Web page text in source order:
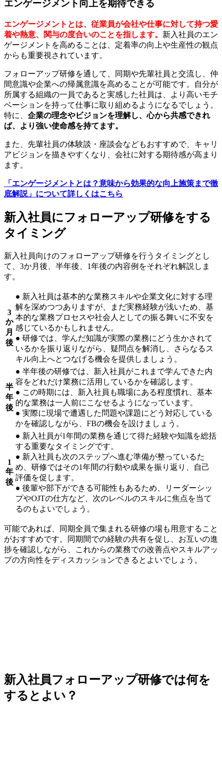
エンゲージメント向上を期待できる
エンゲージメントとは、従業員が会社や仕事に対して持つ愛
着や熱意、関与の度合いのことを指します。 新入社員のエン
ゲージメントを高めることは、定着率の向上や生産性の観点
からも重要視されています。
フォローアップ研修を通して、同期や先輩社員と交流し、仲
間意識や企業への帰属意識を高めることが可能です。自分が
所属する組織の一員であると実感した社員は、より高いモチ
ベーションを持って仕事に取り組めるようになるでしょう。
特に、 企業の理念やビジョンを理解し、心から共感できれ
ば、より強い使命感を持てます。
また、先輩社員の体験談・座談会などもおすすめで、キャリ
アビジョンを描きやすくなり、会社に対する期待感が高まり
ます。
「エンゲージメントとは？意味から効果的な向上施策まで徹
底解説」について詳しくはこちら
新入社員にフォローアップ研修をする
タイミング
新入社員向けのフォローアップ研修を行うタイミングとし
て、3か月後、半年後、1年後の内容例をそれぞれ解説しま
す。
3
か
月
後
● 新入社員は基本的な業務スキルや企業文化に対する理
解を深めつつありますが、まだ実務経験が浅いため、基
本的な業務プロセスや社会人としての振る舞いに不安を
感じているかもしれません。
● 研修では、学んだ知識が実際の業務にどう生かされて
いるかを振り返りながら、疑問点を解消し、さらなるス
キル向上へとつなげる機会を提供しましょう。
半
年
後
● 半年後の研修では、新入社員がこれまで学んできた内
容をどれだけ業務に活用しているかを確認します。
● この時期には、新入社員も職場にある程度慣れ、基本
的な業務は一人前にこなせるようになっています。
● 実際に現場で遭遇した問題や課題にどう対応している
かを確認しながら、FBの機会を設けましょう。
1
年
後
● 新入社員が1年間の業務を通じて得た経験や知識を総括
する重要なタイミングです。
● 新入社員も次のステップへ進む準備が整っているた
め、研修ではその1年間の行動や成果を振り返り、自己
評価を促します。
● 後輩や部下ができる可能性もあるため、リーダーシッ
プやOJTの仕方など、次のレベルのスキルに焦点を当て
るのもよいでしょう。
可能であれば、同期全員で集まれる研修の場も用意すること
がおすすめです。同期間での経験の共有を促し、お互いの進
捗を確認しながら、これからの業務での改善点やスキルアッ
プの方向性をディスカッションできるとよいでしょう。
新入社員フォローアップ研修では何を
するとよい？